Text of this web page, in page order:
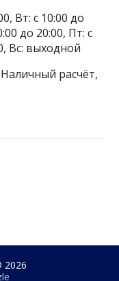
Вт: с 10:00 до
до 20:00, Пт: с
Вс: выходной
расчёт,
2026